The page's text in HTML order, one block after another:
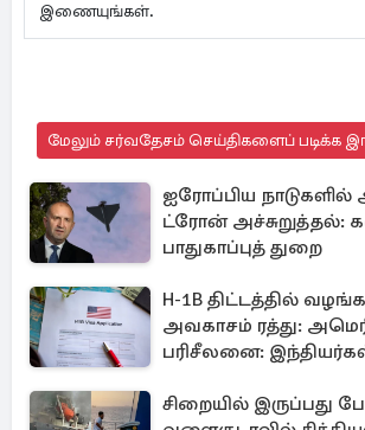
இணையுங்கள்.
மேலும் சர்வதேசம் செய்திகளைப் படிக்க
ஐரோப்பிய நாடுகளில்
ட்ரோன் அச்சுறுத்தல்:
பாதுகாப்புத் துறை
H-1B திட்டத்தில்
அவகாசம் ரத்து:
பரிசீலனை: இந்தியர்கள்
சிறையில் இருப்பது